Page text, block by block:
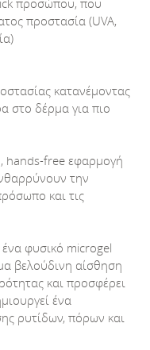
προσώπου, που
προστασία (UVA,
κατανέμοντας
στο δέρμα για πιο
hands-free εφαρμογή
την
και τις
φυσικό microgel
βελούδινη αίσθηση
και προσφέρει
ένα
ρυτίδων, πόρων και